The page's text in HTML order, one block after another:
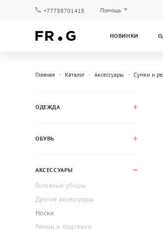
+77788701418 Помощь
НОВИНКИ
Главная Каталог Аксессуары Сумки и
ОДЕЖДА
ОБУВЬ
АКСЕССУАРЫ
Головные уборы
Другие аксессуары
Носки
Ремни и подтяжки